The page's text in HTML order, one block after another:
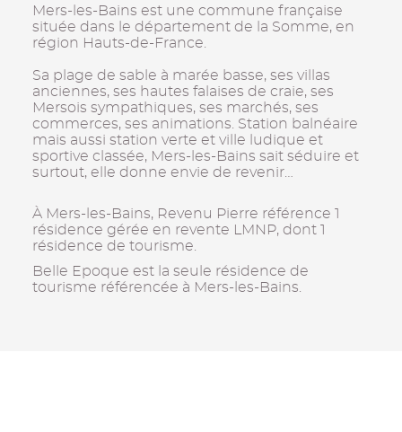
Mers-les-Bains est une commune française
située dans le département de la Somme, en
région Hauts-de-France.
Sa plage de sable à marée basse, ses villas
anciennes, ses hautes falaises de craie, ses
Mersois sympathiques, ses marchés, ses
commerces, ses animations. Station balnéaire
mais aussi station verte et ville ludique et
sportive classée, Mers-les-Bains sait séduire et
surtout, elle donne envie de revenir…
À Mers-les-Bains, Revenu Pierre référence 1
résidence gérée en revente LMNP, dont 1
résidence de tourisme.
Belle Epoque est la seule résidence de
tourisme référencée à Mers-les-Bains.